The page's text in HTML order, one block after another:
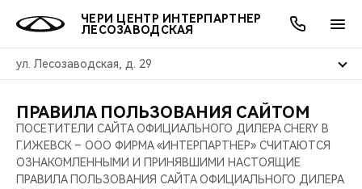
ЧЕРИ ЦЕНТР ИНТЕРПАРТНЕР
ЛЕСОЗАВОДСКАЯ
ул. Лесозаводская, д. 29
МОДЕЛИ
ВСЕ МОДЕЛИ
ПОКУПАТЕЛЯМ
ВЫБОР И ПОКУПКА
ВЛАДЕЛЬЦАМ
СЕРВИС
МИР CHERY
АКСЕССУАРЫ
АКЦИИ
ВЫГОДЫ И АКЦИИ
ОНЛАЙН СЕРВИСЫ
ВЫБОР И ПОКУПКА
О КОМПАНИИ
О НАС
ПРАВИЛА ПОЛЬЗОВАНИЯ САЙТОМ
ПОСЕТИТЕЛИ САЙТА ОФИЦИАЛЬНОГО ДИЛЕРА CHERY В
Г.ИЖЕВСК – ООО ФИРМА «ИНТЕРПАРТНЕР» СЧИТАЮТСЯ
ОЗНАКОМЛЕННЫМИ И ПРИНЯВШИМИ НАСТОЯЩИЕ
ПРАВИЛА ПОЛЬЗОВАНИЯ САЙТА ОФИЦИАЛЬНОГО ДИЛЕРА